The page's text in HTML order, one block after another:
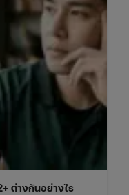
ต่างกันอย่างไร